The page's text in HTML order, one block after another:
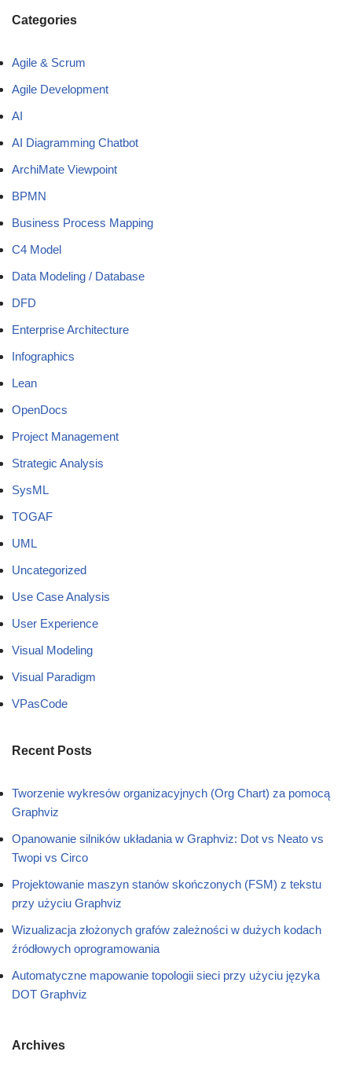
Categories
Agile & Scrum
Agile Development
AI
AI Diagramming Chatbot
ArchiMate Viewpoint
BPMN
Business Process Mapping
C4 Model
Data Modeling / Database
DFD
Enterprise Architecture
Infographics
Lean
OpenDocs
Project Management
Strategic Analysis
SysML
TOGAF
UML
Uncategorized
Use Case Analysis
User Experience
Visual Modeling
Visual Paradigm
VPasCode
Recent Posts
Tworzenie wykresów organizacyjnych (Org Chart) za pomocą
Graphviz
Opanowanie silników układania w Graphviz: Dot vs Neato vs
Twopi vs Circo
Projektowanie maszyn stanów skończonych (FSM) z tekstu
przy użyciu Graphviz
Wizualizacja złożonych grafów zależności w dużych kodach
źródłowych oprogramowania
Automatyczne mapowanie topologii sieci przy użyciu języka
DOT Graphviz
Archives